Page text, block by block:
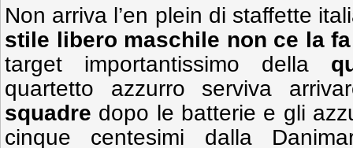
Non arriva l’en plein di staffette
stile libero maschile non ce la fa
target importantissimo della
quartetto azzurro serviva
squadre dopo le batterie e gli
cinque centesimi dalla